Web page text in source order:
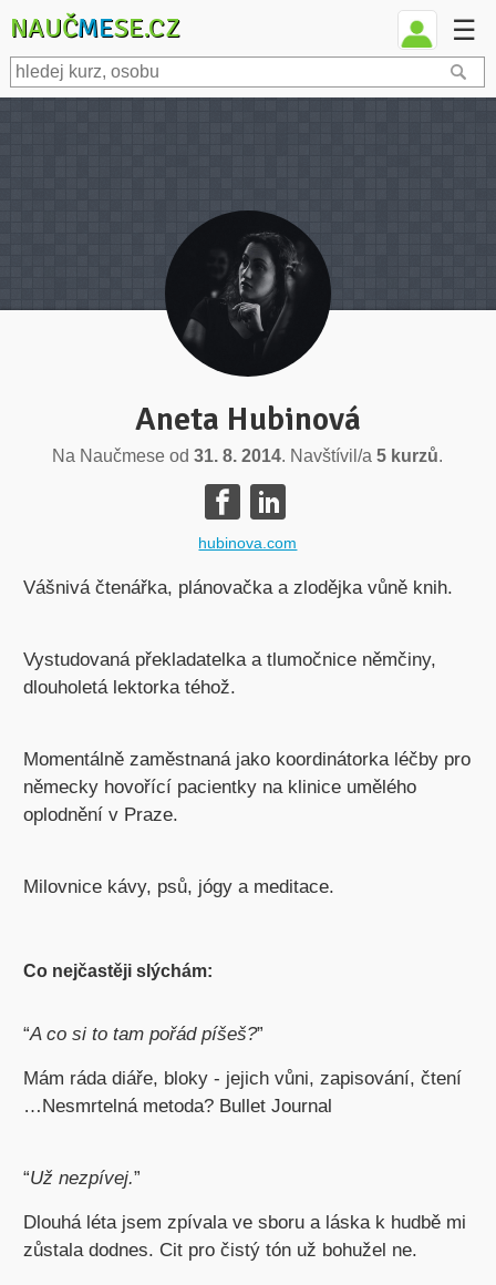
NAUČMESE.CZ ☰
Aneta Hubinová
Na Naučmese od31. 8. 2014. Navštívil/a5 kurzů.
hubinova.com
Vášnivá čtenářka, plánovačka a zlodějka vůně knih.
Vystudovaná překladatelka a tlumočnice němčiny,
dlouholetá lektorka téhož.
Momentálně zaměstnaná jako koordinátorka léčby pro
německy hovořící pacientky na klinice umělého
oplodnění v Praze.
Milovnice kávy, psů, jógy a meditace.
Co nejčastěji slýchám:
“A co si to tam pořád píšeš?”
Mám ráda diáře, bloky - jejich vůni, zapisování, čtení
…Nesmrtelná metoda? Bullet Journal
“Už nezpívej.”
Dlouhá léta jsem zpívala ve sboru a láska k hudbě mi
zůstala dodnes. Cit pro čistý tón už bohužel ne.